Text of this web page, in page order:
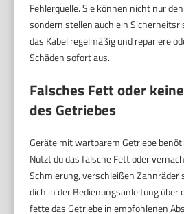
Fehlerquelle. Sie können nicht nur
sondern stellen auch ein
das Kabel regelmäßig und repariere
Schäden sofort aus.
Falsches Fett oder
des Getriebes
Geräte mit wartbarem Getriebe
Nutzt du das falsche Fett oder
Schmierung, verschleißen Zahnräder
dich in der Bedienungsanleitung über
fette das Getriebe in empfohlenen